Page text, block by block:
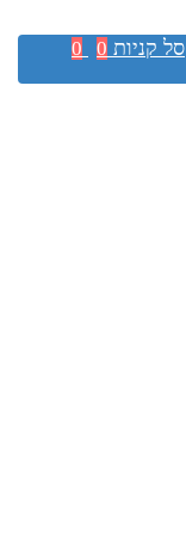
סל קניות 0
0